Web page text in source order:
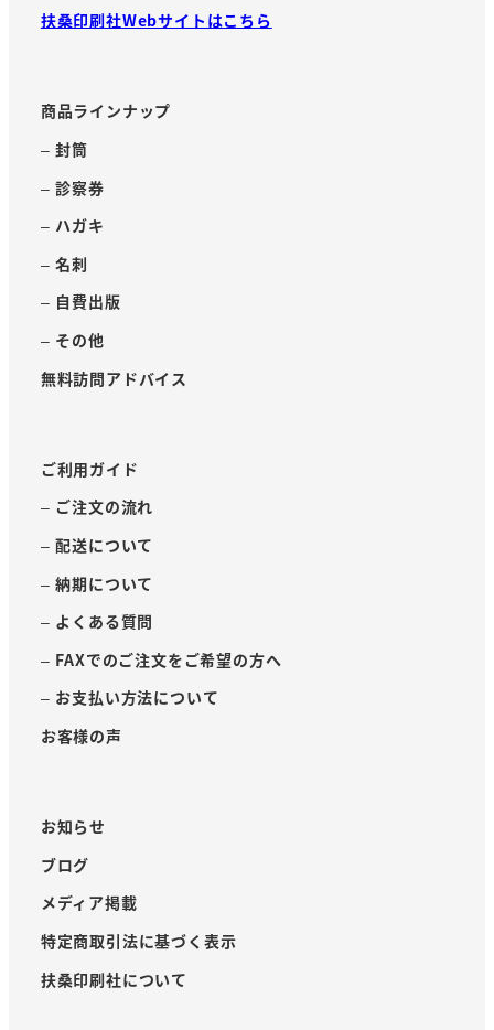
扶桑印刷社Webサイトはこちら
商品ラインナップ
– 封筒
– 診察券
– ハガキ
– 名刺
– 自費出版
– その他
無料訪問アドバイス
ご利用ガイド
– ご注文の流れ
– 配送について
– 納期について
– よくある質問
– FAXでのご注文をご希望の方へ
– お支払い方法について
お客様の声
お知らせ
ブログ
メディア掲載
特定商取引法に基づく表示
扶桑印刷社について